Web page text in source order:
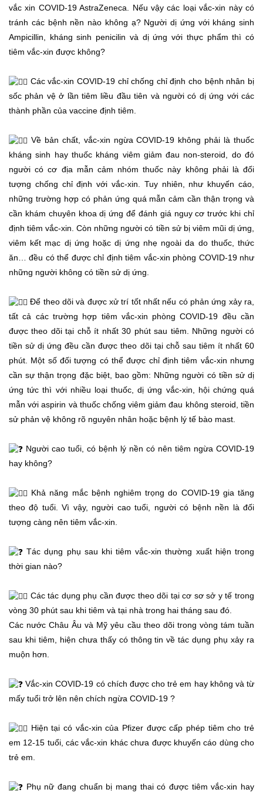
vắc xin COVID-19 AstraZeneca. Nếu vậy các loại vắc-xin này có
tránh các bệnh nền nào không ạ? Người dị ứng với kháng sinh
Ampicillin, kháng sinh penicilin và dị ứng với thực phẩm thì có
tiêm vắc-xin được không?
Các vắc-xin COVID-19 chỉ chống chỉ định cho bệnh nhân bị
sốc phản vệ ở lần tiêm liều đầu tiên và người có dị ứng với các
thành phần của vaccine định tiêm.
Về bản chất, vắc-xin ngừa COVID-19 không phải là thuốc
kháng sinh hay thuốc kháng viêm giảm đau non-steroid, do đó
người có cơ địa mẫn cảm nhóm thuốc này không phải là đối
tượng chống chỉ định với vắc-xin. Tuy nhiên, như khuyến cáo,
những trường hợp có phản ứng quá mẫn cảm cần thận trọng và
cần khám chuyên khoa dị ứng để đánh giá nguy cơ trước khi chỉ
định tiêm vắc-xin. Còn những người có tiền sử bị viêm mũi dị ứng,
viêm kết mạc dị ứng hoặc dị ứng nhẹ ngoài da do thuốc, thức
ăn… đều có thể được chỉ định tiêm vắc-xin phòng COVID-19 như
những người không có tiền sử dị ứng.
Để theo dõi và được xử trí tốt nhất nếu có phản ứng xảy ra,
tất cả các trường hợp tiêm vắc-xin phòng COVID-19 đều cần
được theo dõi tại chỗ ít nhất 30 phút sau tiêm. Những người có
tiền sử dị ứng đều cần được theo dõi tại chỗ sau tiêm ít nhất 60
phút. Một số đối tượng có thể được chỉ định tiêm vắc-xin nhưng
cần sự thận trọng đặc biệt, bao gồm: Những người có tiền sử dị
ứng tức thì với nhiều loại thuốc, dị ứng vắc-xin, hội chứng quá
mẫn với aspirin và thuốc chống viêm giảm đau không steroid, tiền
sử phản vệ không rõ nguyên nhân hoặc bệnh lý tế bào mast.
Người cao tuổi, có bệnh lý nền có nên tiêm ngừa COVID-19
hay không?
Khả năng mắc bệnh nghiêm trọng do COVID-19 gia tăng
theo độ tuổi. Vì vậy, người cao tuổi, người có bệnh nền là đối
tượng càng nên tiêm vắc-xin.
Tác dụng phụ sau khi tiêm vắc-xin thường xuất hiện trong
thời gian nào?
Các tác dụng phụ cần được theo dõi tại cơ sơ sở y tế trong
vòng 30 phút sau khi tiêm và tại nhà trong hai tháng sau đó.
Các nước Châu Âu và Mỹ yêu cầu theo dõi trong vòng tám tuần
sau khi tiêm, hiện chưa thấy có thông tin về tác dụng phụ xảy ra
muộn hơn.
Vắc-xin COVID-19 có chích được cho trẻ em hay không và từ
mấy tuổi trở lên nên chích ngừa COVID-19 ?
Hiện tại có vắc-xin của Pfizer được cấp phép tiêm cho trẻ
em 12-15 tuổi, các vắc-xin khác chưa được khuyến cáo dùng cho
trẻ em.
Phụ nữ đang chuẩn bị mang thai có được tiêm vắc-xin hay